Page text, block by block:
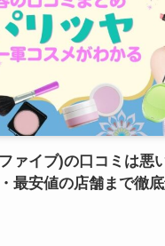
ァイブ)の口コミは悪
最安値の店舗まで徹